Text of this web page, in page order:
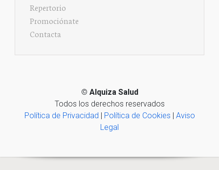
Repertorio
Promociónate
Contacta
© Alquiza Salud
Todos los derechos reservados
Política de Privacidad | Política de Cookies | Aviso
Legal